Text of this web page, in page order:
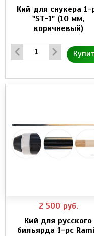
Кий для cнукера 1-
"ST-1" (10 мм,
коричневый)
2 500 руб.
Кий для русского
бильярда 1-pc